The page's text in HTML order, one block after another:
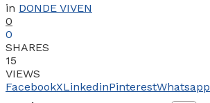
in DONDE VIVEN
0
0
SHARES
15
VIEWS
FacebookXLinkedinPinterestWhatsapp